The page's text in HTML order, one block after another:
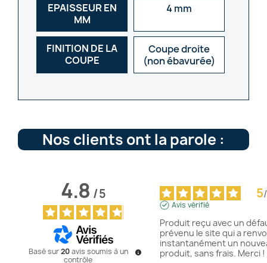
EPAISSEUR EN
MM
4 mm
FINITION DE LA
COUPE
Coupe droite
(non ébavurée)
Nos clients ont la parole :
4.8/5
Basé sur20 avis soumis à un
contrôle
5/
Avis vérifié
Produit reçu avec un
prévenu le site qui a
instantanément un
produit, sans frais. Merci !